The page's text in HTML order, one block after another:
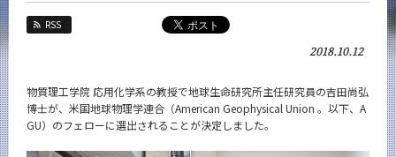
RSS
2018.10.12
物質理工学院 応用化学系の教授で地球生命研究所主任研究員の吉田尚弘
博士が、米国地球物理学連合（American Geophysical Union 。以下、A
GU）のフェローに選出されることが決定しました。
教員・研究室
未来
Future
入学案内